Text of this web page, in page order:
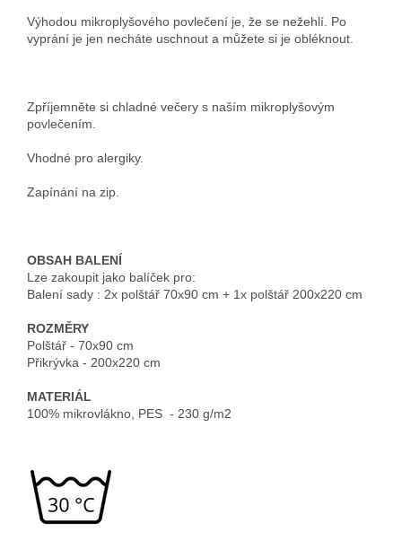
Výhodou mikroplyšového povlečení je, že se nežehlí. Po
vyprání je jen necháte uschnout a můžete si je obléknout.
Zpříjemněte si chladné večery s naším mikroplyšovým
povlečením.
Vhodné pro alergiky.
Zapínání na zip.
OBSAH BALENÍ
Lze zakoupit jako balíček pro:
Balení sady : 2x polštář 70x90 cm + 1x polštář 200x220 cm
ROZMĚRY
Polštář - 70x90 cm
Přikrývka - 200x220 cm
MATERIÁL
100% mikrovlákno, PES - 230 g/m2